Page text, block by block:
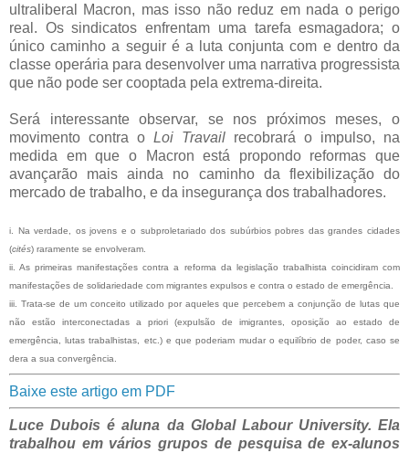
ultraliberal Macron, mas isso não reduz em nada o perigo
real. Os sindicatos enfrentam uma tarefa esmagadora; o
único caminho a seguir é a luta conjunta com e dentro da
classe operária para desenvolver uma narrativa progressista
que não pode ser cooptada pela extrema-direita.
Será interessante observar, se nos próximos meses, o
movimento contra o Loi Travail recobrará o impulso, na
medida em que o Macron está propondo reformas que
avançarão mais ainda no caminho da flexibilização do
mercado de trabalho, e da insegurança dos trabalhadores.
i. Na verdade, os jovens e o subproletariado dos subúrbios pobres das grandes cidades
(cités) raramente se envolveram.
ii. As primeiras manifestações contra a reforma da legislação trabalhista coincidiram com
manifestações de solidariedade com migrantes expulsos e contra o estado de emergência.
iii. Trata-se de um conceito utilizado por aqueles que percebem a conjunção de lutas que
não estão interconectadas a priori (expulsão de imigrantes, oposição ao estado de
emergência, lutas trabalhistas, etc.) e que poderiam mudar o equilíbrio de poder, caso se
dera a sua convergência.
Baixe este artigo em PDF
Luce Dubois é aluna da Global Labour University. Ela
trabalhou em vários grupos de pesquisa de ex-alunos